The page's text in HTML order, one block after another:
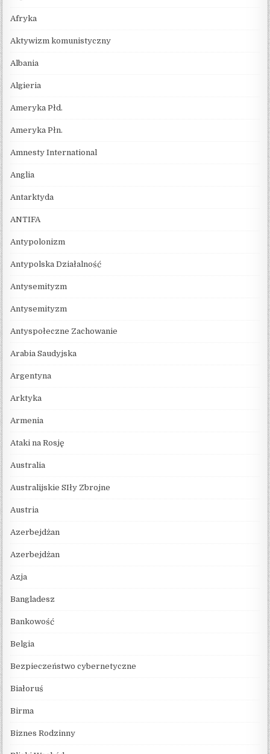
Afryka
Aktywizm komunistyczny
Albania
Algieria
Ameryka Płd.
Ameryka Płn.
Amnesty International
Anglia
Antarktyda
ANTIFA
Antypolonizm
Antypolska Działalność
Antysemityzm
Antysemityzm
Antyspołeczne Zachowanie
Arabia Saudyjska
Argentyna
Arktyka
Armenia
Ataki na Rosję
Australia
Australijskie SIły Zbrojne
Austria
Azerbejdżan
Azerbejdżan
Azja
Bangladesz
Bankowość
Belgia
Bezpieczeństwo cybernetyczne
Białoruś
Birma
Biznes Rodzinny